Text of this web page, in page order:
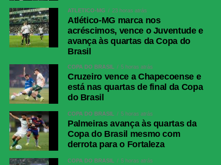
ATLÉTICO-MG 23 horas atrás
Atlético-MG marca nos
acréscimos, vence o Juventude e
avança às quartas da Copa do
Brasil
COPA DO BRASIL 5 horas atrás
Cruzeiro vence a Chapecoense e
está nas quartas de final da Copa
do Brasil
COPA DO BRASIL 5 horas atrás
Palmeiras avança às quartas da
Copa do Brasil mesmo com
derrota para o Fortaleza
COPA DO BRASIL 5 horas atrás